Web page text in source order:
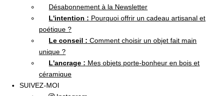
Désabonnement à la Newsletter
L'intention : Pourquoi offrir un cadeau artisanal et
poétique ?
Le conseil : Comment choisir un objet fait main
unique ?
L'ancrage : Mes objets porte-bonheur en bois et
céramique
SUIVEZ-MOI